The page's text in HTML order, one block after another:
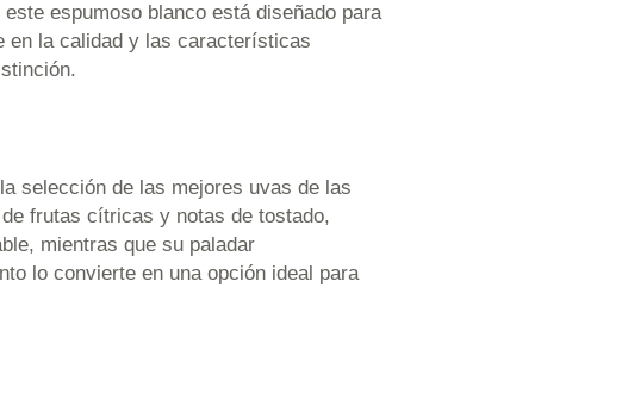
espumoso blanco está diseñado para
en la calidad y las características
selección de las mejores uvas de las
frutas cítricas y notas de tostado,
mientras que su paladar
lo convierte en una opción ideal para